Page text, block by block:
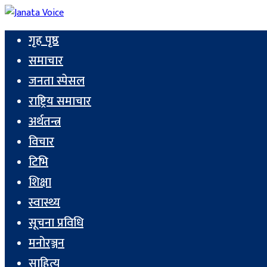
गृह पृष्ठ
समाचार
जनता स्पेसल
राष्ट्रिय समाचार
अर्थतन्त्र
विचार
टिभि
शिक्षा
स्वास्थ्य
सूचना प्रविधि
मनोरञ्जन